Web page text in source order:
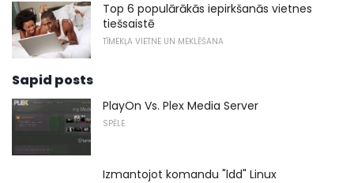
Top 6 populārākās iepirkšanās vietnes
tiešsaistē
TĪMEKĻA VIETNE UN MEKLĒŠANA
Sapid posts
PlayOn Vs. Plex Media Server
SPĒLE
Izmantojot komandu "ldd" Linux